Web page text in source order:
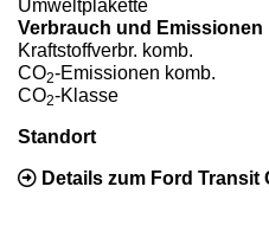
Umweltplakette
Verbrauch und Emissionen
Kraftstoffverbr. komb.
CO2-Emissionen komb.
CO2-Klasse
Standort
Details zum Ford Transit